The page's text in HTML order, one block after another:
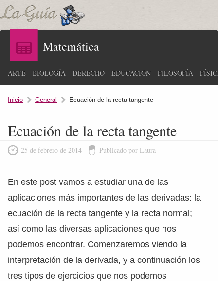
Matemática
ARTE BIOLOGÍA DERECHO EDUCACIÓN FILOSOFÍA
Inicio General Ecuación de la recta tangente
Ecuación de la recta tangente
25 de febrero de 2014 Publicado por Laura
En este post vamos a estudiar una de las
aplicaciones más importantes de las derivadas: la
ecuación de la recta tangente y la recta normal;
así como las diversas aplicaciones que nos
podemos encontrar. Comenzaremos viendo la
interpretación de la derivada, y a continuación los
tres tipos de ejercicios que nos podemos